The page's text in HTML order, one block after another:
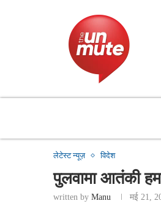
लेटेस्ट न्यूज़ विदेश
पुलवामा आतंकी
written by Manu मई 21,